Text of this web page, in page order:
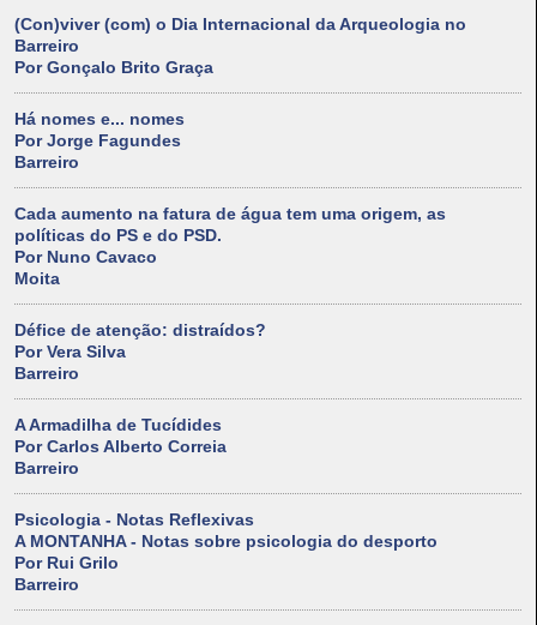
(Con)viver (com) o Dia Internacional da Arqueologia no
Barreiro
Por Gonçalo Brito Graça
Há nomes e... nomes
Por Jorge Fagundes
Barreiro
Cada aumento na fatura de água tem uma origem, as
políticas do PS e do PSD.
Por Nuno Cavaco
Moita
Défice de atenção: distraídos?
Por Vera Silva
Barreiro
A Armadilha de Tucídides
Por Carlos Alberto Correia
Barreiro
Psicologia - Notas Reflexivas
A MONTANHA - Notas sobre psicologia do desporto
Por Rui Grilo
Barreiro